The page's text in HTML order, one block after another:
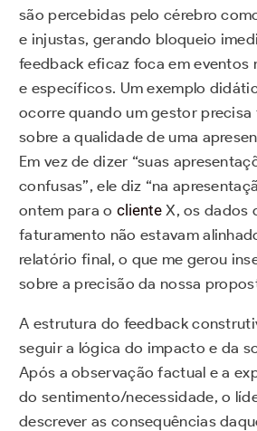
são percebidas pelo cérebro
e injustas, gerando bloqueio
feedback eficaz foca em eventos
e específicos. Um exemplo
ocorre quando um gestor precisa
sobre a qualidade de uma
Em vez de dizer “suas
confusas”, ele diz “na
ontem para o clienteX, os dados
faturamento não estavam
relatório final, o que me gerou
sobre a precisão da nossa
A estrutura do feedback
seguir a lógica do impacto e da
Após a observação factual e a
do sentimento/necessidade, o
descrever as consequências